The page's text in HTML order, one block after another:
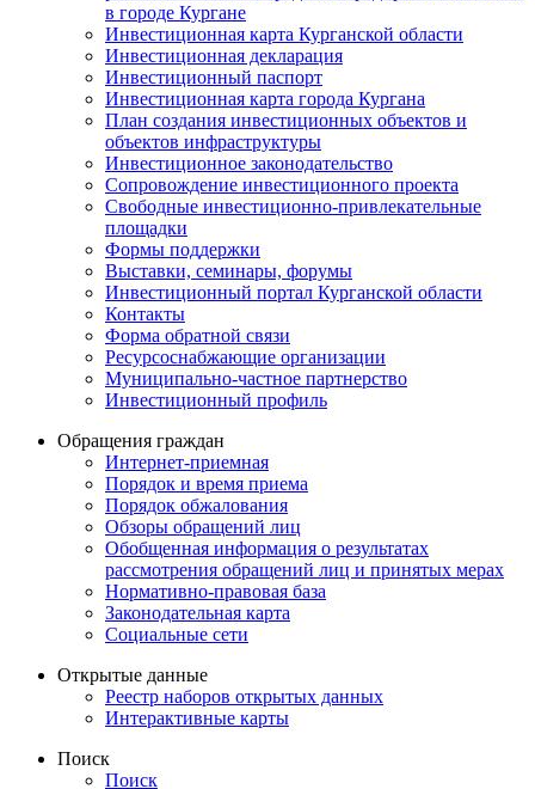
в городе Кургане
Инвестиционная карта Курганской области
Инвестиционная декларация
Инвестиционный паспорт
Инвестиционная карта города Кургана
План создания инвестиционных объектов и
объектов инфраструктуры
Инвестиционное законодательство
Сопровождение инвестиционного проекта
Свободные инвестиционно-привлекательные
площадки
Формы поддержки
Выставки, семинары, форумы
Инвестиционный портал Курганской области
Контакты
Форма обратной связи
Ресурсоснабжающие организации
Муниципально-частное партнерство
Инвестиционный профиль
Обращения граждан
Интернет-приемная
Порядок и время приема
Порядок обжалования
Обзоры обращений лиц
Обобщенная информация о результатах
рассмотрения обращений лиц и принятых мерах
Нормативно-правовая база
Законодательная карта
Социальные сети
Открытые данные
Реестр наборов открытых данных
Интерактивные карты
Поиск
Поиск